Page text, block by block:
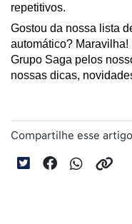
repetitivos.
Gostou da nossa lista
automático?
Grupo Saga pelos
nossas dicas,
Compartilhe esse